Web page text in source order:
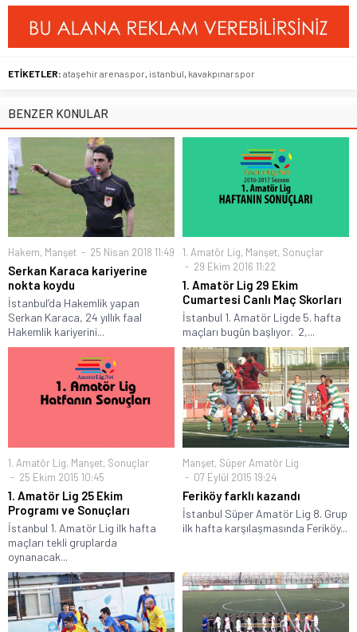
ETİKETLER: ataşehir arenaspor, istanbul, kavakpınarspor
BENZER KONULAR
Hakem, Manşet 25 Nisan 2018 11:49
Serkan Karaca kariyerine
nokta koydu
İstanbul’da Hakemlik yapan
Serkan Karaca, 24 yıllık faal
Hakemlik kariyerini...
1. Amatör Lig, Manşet, Sonuçlar
29 Ekim 2016 11:22
1. Amatör Lig 29 Ekim
Cumartesi Canlı Maç Skorları
İstanbul 1. Amatör Ligde 5. hafta
maçları bugün başlıyor. 2,...
1. Amatör Lig, Manşet, Sonuçlar
25 Ekim 2015 10:45
1. Amatör Lig 25 Ekim
Programı ve Sonuçları
İstanbul 1. Amatör Lig ilk hafta
maçları tekli gruplarda
oynanacak...
Manşet, Süper Amatör Lig
07 Eylül 2015 19:24
Feriköy farklı kazandı
İstanbul Süper Amatör Lig 8. Grup
ilk hafta karşılaşmasında Feriköy...